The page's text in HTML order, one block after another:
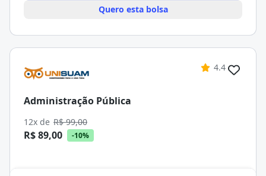
Quero esta bolsa
4.4
Administração Pública
12x de R$ 99,00
R$ 89,00 -10%